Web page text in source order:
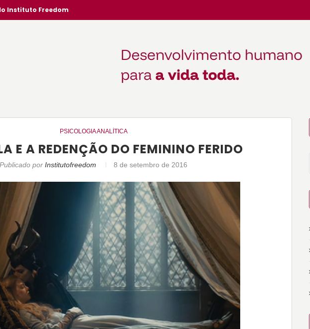
Instituto Freedom
PSICOLOGIA ANALÍTICA
E A REDENÇÃO DO FEMININO FERIDO
Publicado porInstitutofreedom 8 de setembro de 2016